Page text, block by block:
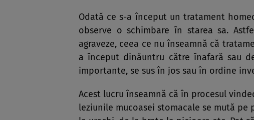
Odată ce s-a început un tratament
observe o schimbare în starea sa.
agraveze, ceea ce nu înseamnă că
a început dinăuntru către înafară sau
importante, se sus în jos sau în ordine
Acest lucru înseamnă că în procesul
leziunile mucoasei stomacale se mută